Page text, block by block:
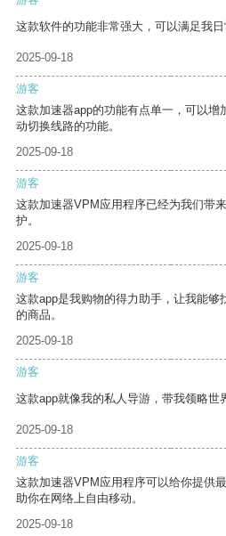
这款软件的功能非常强大，可以满足我日
2025-09-18
游客
这款加速器app的功能有点单一，可以增
动切换线路的功能。
2025-09-18
游客
这款加速器VPM应用程序已经为我们带
护。
2025-09-18
游客
这款app是我购物的得力助手，让我能够
的商品。
2025-09-18
游客
这款app就像我的私人导游，带我领略世
2025-09-18
游客
这款加速器VPM应用程序可以给你提供
助你在网络上自由移动。
2025-09-18